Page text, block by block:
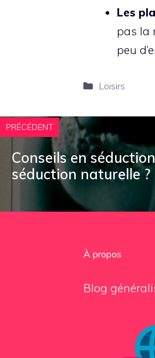
Les
pas la
peu
Catégories
Loisirs
PRÉCÉDENT
Conseils en
séduction naturelle ?
À propos
Blog